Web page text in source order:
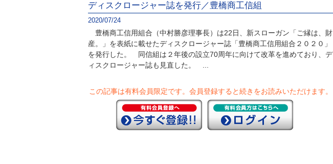
ディスクロージャー誌を発行／豊橋商工信組
2020/07/24
豊橋商工信用組合（中村勝彦理事長）は22日、新スローガン「ご縁は、財
産。」を表紙に載せたディスクロージャー誌「豊橋商工信用組合２０２０」
を発行した。 同信組は２年後の設立70周年に向けて改革を進めており、デ
ィスクロージャー誌も見直した。 ...
この記事は有料会員限定です。 会員登録すると続きをお読みいただけます。